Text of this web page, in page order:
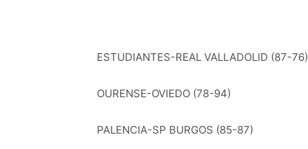
ESTUDIANTES-REAL VALLADOLID (87-76)
OURENSE-OVIEDO (78-94)
PALENCIA-SP BURGOS (85-87)